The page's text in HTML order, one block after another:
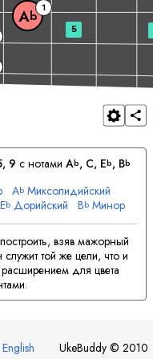
Ab 1
5
9 с нотамиAb, C, Eb, Bb
Ab Миксолидийский
Eb Дорийский Bb Минор
взяв мажорный
той же цели, что и
для цвета
English UkeBuddy © 2010